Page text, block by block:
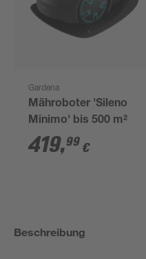
Gardena
Mähroboter 'Sileno
Minimo' bis 500 m²
419,99 €
Beschreibung